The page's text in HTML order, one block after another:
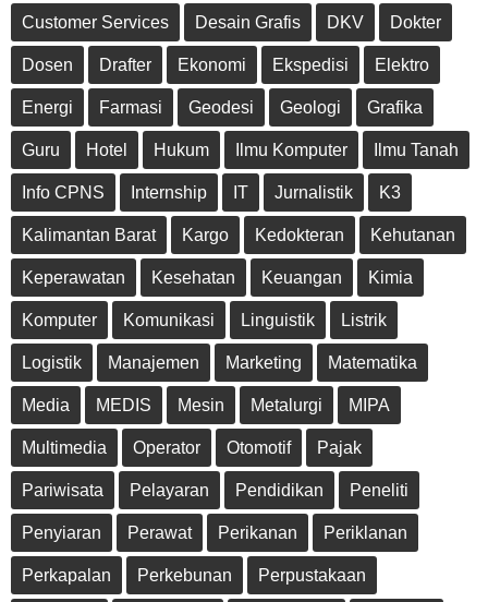
Customer Services Desain Grafis DKV Dokter
Dosen Drafter Ekonomi Ekspedisi Elektro
Energi Farmasi Geodesi Geologi Grafika
Guru Hotel Hukum Ilmu Komputer Ilmu Tanah
Info CPNS Internship IT Jurnalistik K3
Kalimantan Barat Kargo Kedokteran Kehutanan
Keperawatan Kesehatan Keuangan Kimia
Komputer Komunikasi Linguistik Listrik
Logistik Manajemen Marketing Matematika
Media MEDIS Mesin Metalurgi MIPA
Multimedia Operator Otomotif Pajak
Pariwisata Pelayaran Pendidikan Peneliti
Penyiaran Perawat Perikanan Periklanan
Perkapalan Perkebunan Perpustakaan